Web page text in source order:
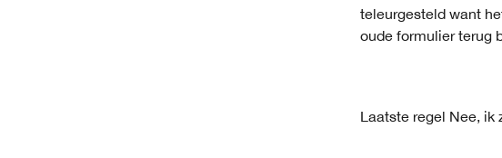
teleurgesteld want
oude formulier terug
Laatste regel Nee, ik